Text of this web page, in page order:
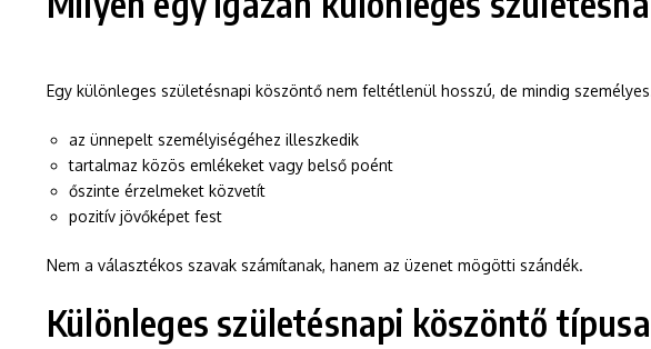
Egy különleges születésnapi köszöntő nem feltétlenül hosszú, de mindig
az ünnepelt személyiségéhez illeszkedik
tartalmaz közös emlékeket vagy belső poént
őszinte érzelmeket közvetít
pozitív jövőképet fest
Nem a választékos szavak számítanak, hanem az üzenet mögötti szándék.
Különleges születésnapi köszöntő